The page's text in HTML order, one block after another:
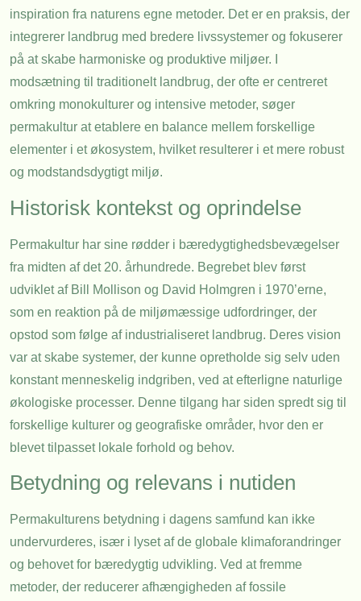
inspiration fra naturens egne metoder. Det er en praksis, der
integrerer landbrug med bredere livssystemer og fokuserer
på at skabe harmoniske og produktive miljøer. I
modsætning til traditionelt landbrug, der ofte er centreret
omkring monokulturer og intensive metoder, søger
permakultur at etablere en balance mellem forskellige
elementer i et økosystem, hvilket resulterer i et mere robust
og modstandsdygtigt miljø.
Historisk kontekst og oprindelse
Permakultur har sine rødder i bæredygtighedsbevægelser
fra midten af det 20. århundrede. Begrebet blev først
udviklet af Bill Mollison og David Holmgren i 1970’erne,
som en reaktion på de miljømæssige udfordringer, der
opstod som følge af industrialiseret landbrug. Deres vision
var at skabe systemer, der kunne opretholde sig selv uden
konstant menneskelig indgriben, ved at efterligne naturlige
økologiske processer. Denne tilgang har siden spredt sig til
forskellige kulturer og geografiske områder, hvor den er
blevet tilpasset lokale forhold og behov.
Betydning og relevans i nutiden
Permakulturens betydning i dagens samfund kan ikke
undervurderes, især i lyset af de globale klimaforandringer
og behovet for bæredygtig udvikling. Ved at fremme
metoder, der reducerer afhængigheden af fossile